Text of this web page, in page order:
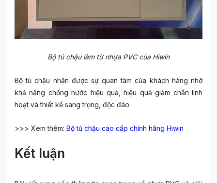
Bộ tủ chậu làm từ nhựa PVC của Hiwin
Bộ tủ chậu nhận được sự quan tâm của khách hàng nhờ
khả năng chống nước hiệu quả, hiệu quả giảm chấn linh
hoạt và thiết kế sang trọng, độc đáo.
>>> Xem thêm: Bộ tủ chậu cao cấp chính hãng Hiwin
Kết luận